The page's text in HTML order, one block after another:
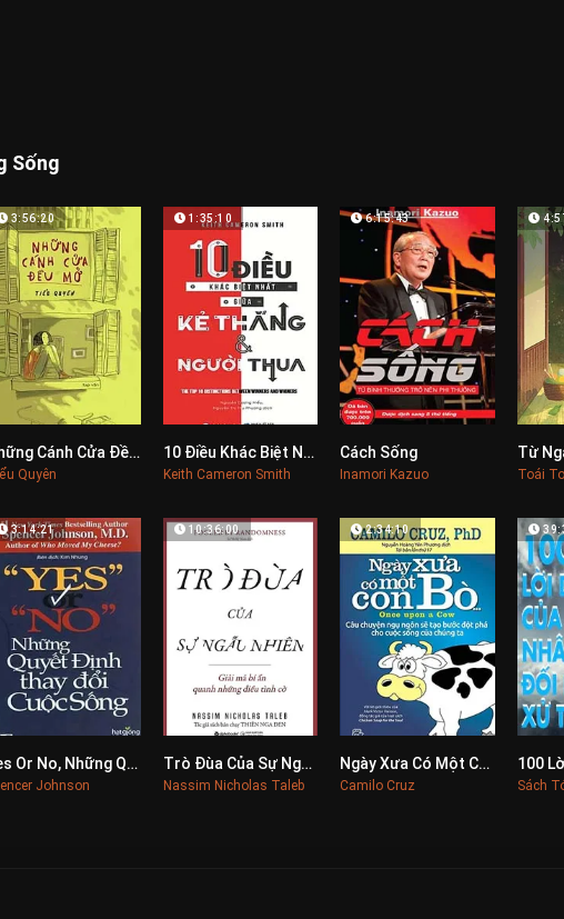
Sống
0
3:56:20
Những Cánh Cửa Đều Mở
Quyên
0
1:35:10
10 Điều Khác Biệt Nhất Giữa Kẻ Thắng Và Người Thua
Keith Cameron Smith
6:15:43
Cách Sống
Inamori Kazuo Toái
0
3:14:21
Yes Or No, Những Quyết Định Thay Đổi Cuộc Sống
Johnson
0
10:36:00
Trò Đùa Của Sự Ngẫu Nhiên
Nassim Nicholas Taleb
0
2:34:10
Ngày Xưa Có Một Con Bò
Camilo Cruz Sách